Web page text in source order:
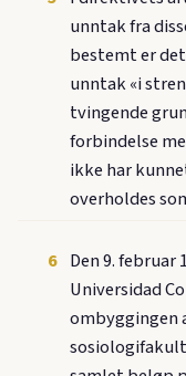
unntak fra
bestemt er
unntak «i
tvingende
forbindelse
ikke har
overholdes
6 Den 9.
Universidad
ombyggingen